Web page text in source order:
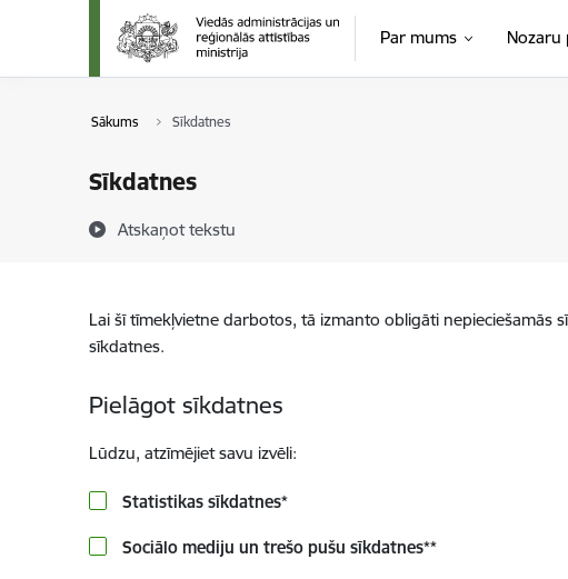
Pāriet uz lapas saturu
Par mums Nozaru
Sākums Sīkdatnes
Sīkdatnes
Atskaņot tekstu
Lai šī tīmekļvietne darbotos, tā izmanto obligāti nepieciešamās
sīkdatnes.
Pielāgot sīkdatnes
Lūdzu, atzīmējiet savu izvēli:
Statistikas sīkdatnes*
Sociālo mediju un trešo pušu sīkdatnes**